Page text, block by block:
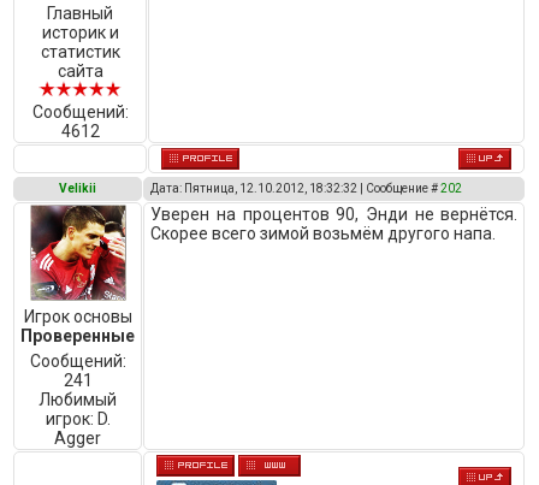
Главный
историк и
статистик
сайта
Сообщений:
4612
Velikii Дата: Пятница, 12.10.2012, 18:32:32 | Сообщение #202
Игрок основы
Проверенные
Сообщений:
241
Любимый
игрок: D.
Agger
Уверен на процентов 90, Энди не вернётся.
Скорее всего зимой возьмём другого напа.